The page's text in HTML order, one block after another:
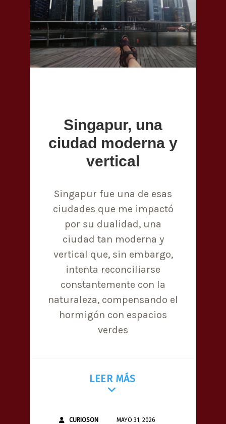
Singapur, una
ciudad moderna y
vertical
Singapur fue una de esas
ciudades que me impactó
por su dualidad, una
ciudad tan moderna y
vertical que, sin embargo,
intenta reconciliarse
constantemente con la
naturaleza, compensando el
hormigón con espacios
verdes
LEER MÁS
CURIOSON
MAYO 31, 2026